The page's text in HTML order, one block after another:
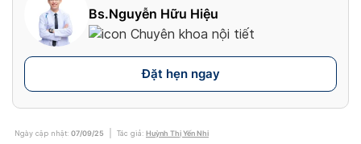
Bs.Nguyễn Hữu Hiệu
Chuyên khoa nội tiết
Đặt hẹn ngay
Ngày cập nhật: 07/09/25 Tác giả: Huỳnh Thị Yến Nhi